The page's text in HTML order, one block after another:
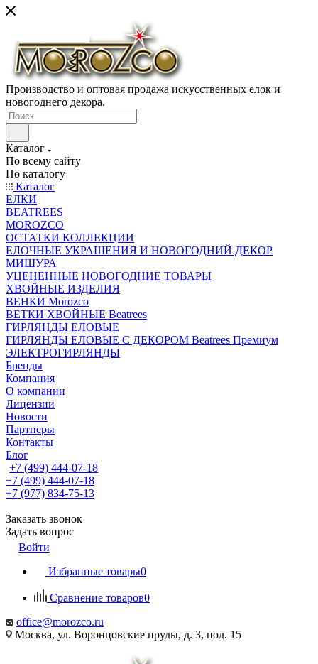
Производство и оптовая продажа искусственных елок и
новогоднего декора.
Каталог
По всему сайту
По каталогу
Каталог
ЕЛКИ
BEATREES
MOROZCO
ОСТАТКИ КОЛЛЕКЦИИ
ЕЛОЧНЫЕ УКРАШЕНИЯ И НОВОГОДНИЙ ДЕКОР
МИШУРА
УЦЕНЕННЫЕ НОВОГОДНИЕ ТОВАРЫ
ХВОЙНЫЕ ИЗДЕЛИЯ
ВЕНКИ Morozco
ВЕТКИ ХВОЙНЫЕ Beatrees
ГИРЛЯНДЫ ЕЛОВЫЕ
ГИРЛЯНДЫ ЕЛОВЫЕ С ДЕКОРОМ Beatrees Премиум
ЭЛЕКТРОГИРЛЯНДЫ
Бренды
Компания
О компании
Лицензии
Новости
Партнеры
Контакты
Блог
+7 (499) 444-07-18
+7 (499) 444-07-18
+7 (977) 834-75-13
Заказать звонок
Задать вопрос
Войти
Избранные товары0
Сравнение товаров0
office@morozco.ru
Москва, ул. Воронцовские пруды, д. 3, под. 15